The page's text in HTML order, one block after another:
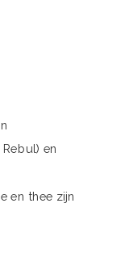
en
en thee zijn